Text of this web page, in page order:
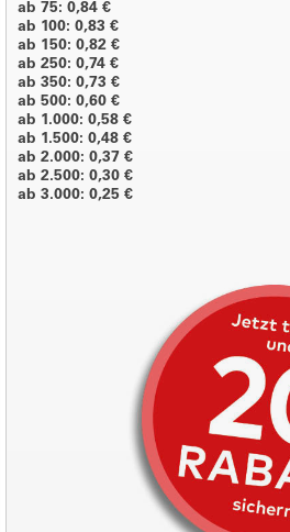
ab 75: 0,84 €
ab 100: 0,83 €
ab 150: 0,82 €
ab 250: 0,74 €
ab 350: 0,73 €
ab 500: 0,60 €
ab 1.000: 0,58 €
ab 1.500: 0,48 €
ab 2.000: 0,37 €
ab 2.500: 0,30 €
ab 3.000: 0,25 €